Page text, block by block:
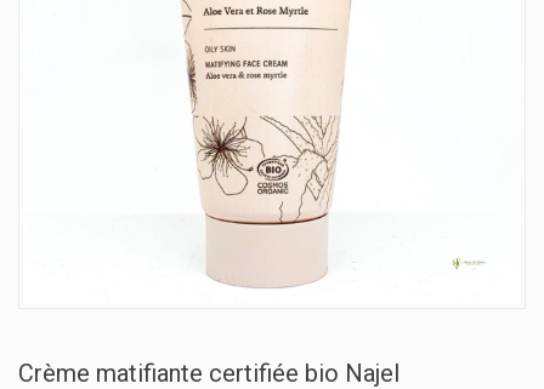
Crème matifiante certifiée bio Najel